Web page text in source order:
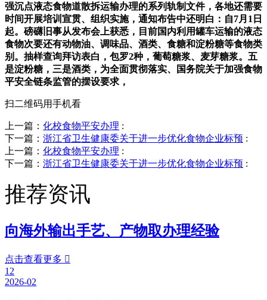
强沉点液态食物道散拆运输办理的系列轨制文件，各地还需要
时间开展培训宣贯、组织实施，通知布告中还明白：自7月1日
起。磅礴旧事从发布会上获悉，目前国内利用罐车运输的液态
食物次要还有动物油、调味品、酒类、食糖和淀粉糖等食物类
别。抽样查询拜访表白，包罗2种，葡萄糖浆、麦芽糖浆。五
是淀粉糖，三是酒类，为全面贯彻落实、国务院关于加强食物
平安全链条监管的摆设要求，
扫二维码用手机看
上一篇： 化校食物平安办理 :
下一篇： 浙江省卫生健康委关于进一步优化食物企业标预 :
上一篇： 化校食物平安办理 :
下一篇： 浙江省卫生健康委关于进一步优化食物企业标预 :
推荐资讯
向海外输出手艺、产物取办理经验
点击查看更多 
12
2026-02